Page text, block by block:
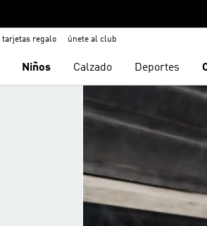
tarjetas regalo únete al club
Niños Calzado Deportes